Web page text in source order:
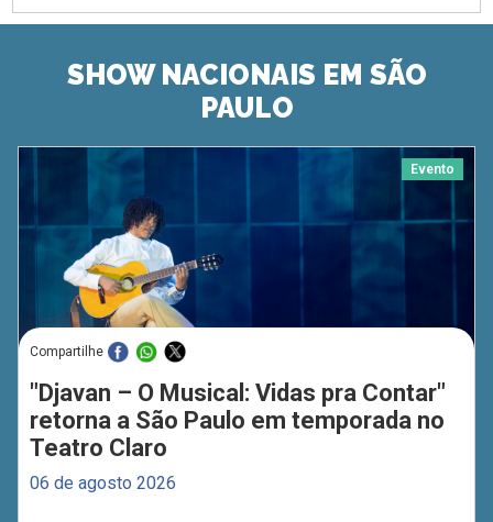
SHOW NACIONAIS EM SÃO
PAULO
Evento
Compartilhe
"Djavan – O Musical: Vidas pra Contar"
retorna a São Paulo em temporada no
Teatro Claro
06 de agosto 2026